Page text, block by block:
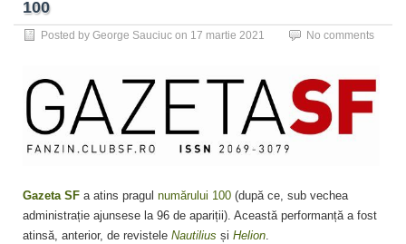
100
Posted by George Sauciuc on 17 martie 2021 No comments
Gazeta SF a atins pragul numărului 100 (după ce, sub vechea
administrație ajunsese la 96 de apariții). Această performanță a fost
atinsă, anterior, de revistele Nautilius și Helion.